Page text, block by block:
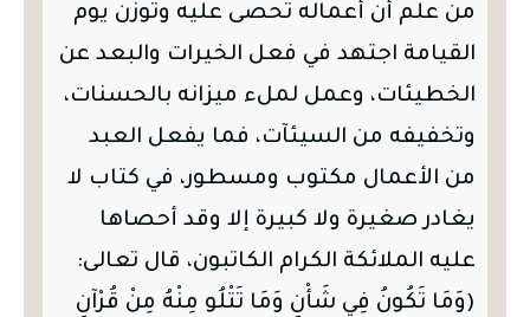
من علم أن أعماله تحصى عليه وتوزن يوم
القيامة اجتهد في فعل الخيرات والبعد عن
الخطيئات، وعمل لملء ميزانه بالحسنات،
وتخفيفه من السيئآت، فما يفعل العبد
من الأعمال مكتوب ومسطور، في كتاب لا
يغادر صغيرة ولا كبيرة إلا وقد أحصاها
عليه الملائكة الكرام الكاتبون، قال تعالى:
(وَمَا تَكُونُ فِي شَأْنٍ وَمَا تَتْلُو مِنْهُ مِنْ قُرْآنٍ